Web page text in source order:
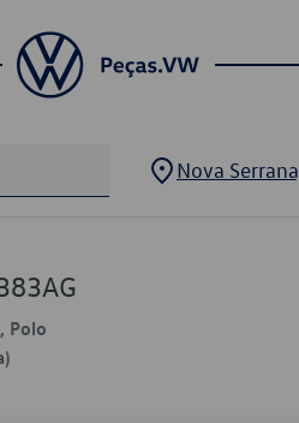
Nova Serrana
Polo